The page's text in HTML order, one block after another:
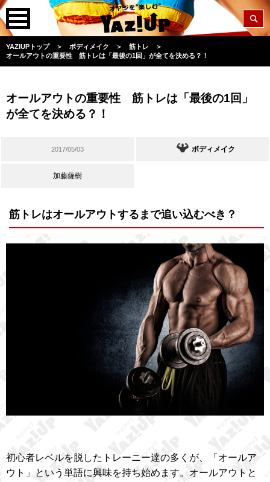
YAZIUPトップ ＞ ボディメイク ＞ 筋トレ
＞
オールアウトの重要性 筋トレは「最後の1回」が全てを決める？！
オールアウトの重要性 筋トレは「最後の1回」
が全てを決める？！
2017/05/03 ボディメイク
加藤薩樹
筋トレはオールアウトするまで追い込むべき？
初心者レベルを脱したトレーニー達の多くが、「オールア
ウト」という単語に興味を持ち始めます。オールアウトと